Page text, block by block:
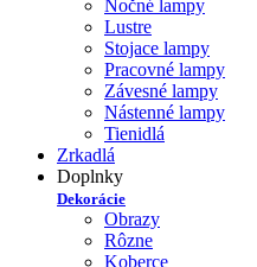
Nočné lampy
Lustre
Stojace lampy
Pracovné lampy
Závesné lampy
Nástenné lampy
Tienidlá
Zrkadlá
Doplnky
Dekorácie
Obrazy
Rôzne
Koberce